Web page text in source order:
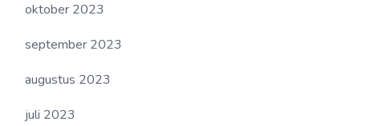
oktober 2023
september 2023
augustus 2023
juli 2023